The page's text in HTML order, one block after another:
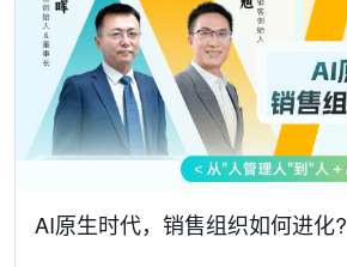
AI原生时代，销售组织如何进化?